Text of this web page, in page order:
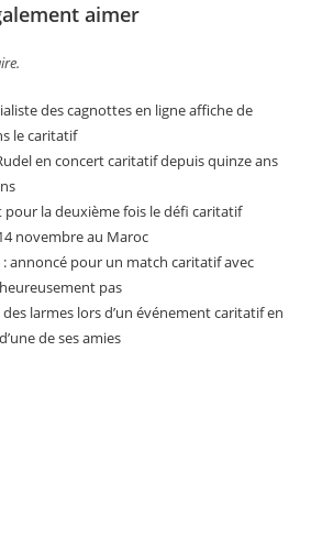
aimer
des cagnottes en ligne affiche de
le caritatif
en concert caritatif depuis quinze ans
pour la deuxième fois le défi caritatif
novembre au Maroc
: annoncé pour un match caritatif avec
pas
larmes lors d’un événement caritatif en
de ses amies